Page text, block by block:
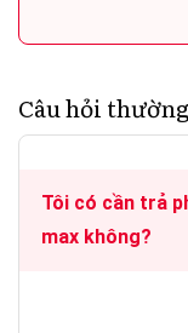
Câu hỏi
Tôi có cần trả
max không?